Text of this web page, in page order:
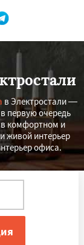
в Электростали —
первую очередь
в комфортном и
живой интерьер
офиса.